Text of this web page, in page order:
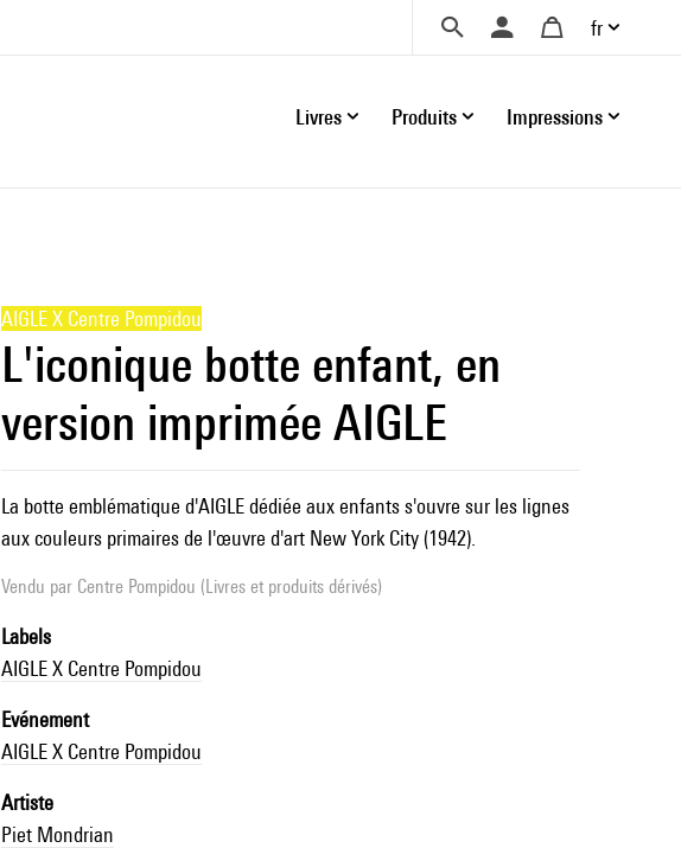
fr
Livres Produits Impressions
AIGLE X Centre Pompidou
L'iconique botte enfant, en
version imprimée AIGLE
La botte emblématique d'AIGLE dédiée aux enfants s'ouvre sur les lignes
aux couleurs primaires de l'œuvre d'art New York City (1942).
Vendu par Centre Pompidou (Livres et produits dérivés)
Labels
AIGLE X Centre Pompidou
Evénement
AIGLE X Centre Pompidou
Artiste
Piet Mondrian